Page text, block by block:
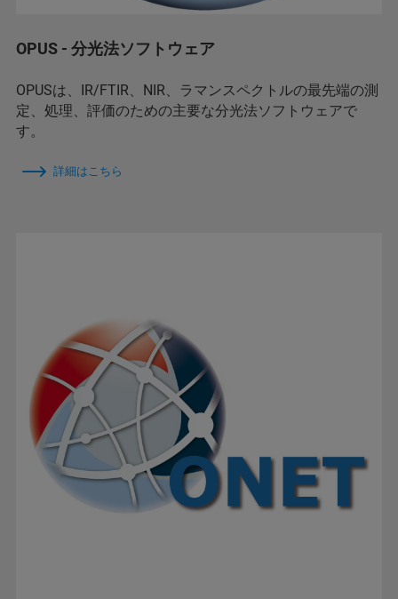
OPUS - 分光法ソフトウェア
OPUSは、IR/FTIR、NIR、ラマンスペクトルの最先端の測
定、処理、評価のための主要な分光法ソフトウェアで
す。
詳細はこちら